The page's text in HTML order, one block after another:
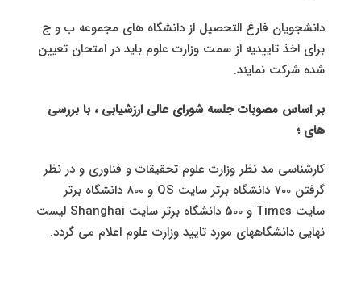
دانشجویان فارغ التحصیل از دانشگاه های مجموعه ب و ج
برای اخذ تاییدیه از سمت وزارت علوم باید در امتحان تعیین
شده شرکت نمایند.
بر اساس مصوبات جلسه شورای عالی ارزشیابی ، با بررسی
های ؛
کارشناسی مد نظر وزارت علوم تحقیقات و فناوری و در نظر
گرفتن 700 دانشگاه برتر سایت QS و 800 دانشگاه برتر
سایت Times و 500 دانشگاه برتر سایت Shanghai لیست
نهایی دانشگاههای مورد تایید وزارت علوم اعلام می گردد.